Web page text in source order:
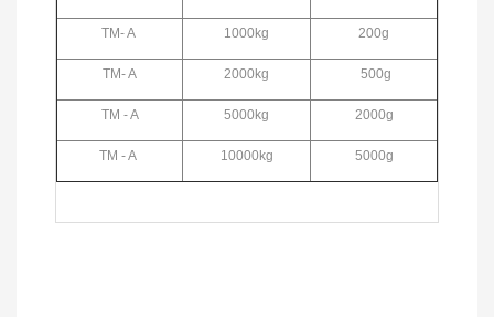
TM- A 1000kg 200g
TM- A 2000kg 500g
TM - A 5000kg 2000g
TM - A 10000kg 5000g